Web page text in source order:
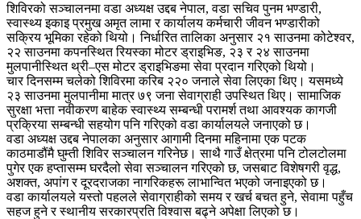
शिविरको सञ्चालनमा वडा अध्यक्ष उद्दब नेपाल, वडा सचिव पुनम भण्डारी,
स्वास्थ्य इकाइ प्रमुख अमृत लामा र कार्यालय कर्मचारी जीवन भण्डारीको
सक्रिय भूमिका रहेको थियो। निर्धारित तालिका अनुसार २१ साउनमा कोटेश्वर,
२२ साउनमा कपनस्थित रियस्का मोटर ड्राइभिङ, २३ र २४ साउनमा
मुलपानीस्थित थ्री–एस मोटर ड्राइभिङमा सेवा प्रदान गरिएको थियो।
चार दिनसम्म चलेको शिविरमा करिब २२० जनाले सेवा लिएका थिए। यसमध्ये
२३ साउनमा मुलपानीमा मात्र ७९ जना सेवाग्राही उपस्थित थिए। सामाजिक
सुरक्षा भत्ता नवीकरण बाहेक स्वास्थ्य सम्बन्धी परामर्श तथा आवश्यक कागजी
प्रक्रिया सम्बन्धी सहयोग पनि गरिएको वडा कार्यालयले जनाएको छ।
वडा अध्यक्ष उद्दब नेपालका अनुसार आगामी दिनमा महिनामा एक पटक
काठमाडौंमै घुम्ती शिविर सञ्चालन गरिनेछ। साथै गाउँ क्षेत्रमा पनि टोलटोलमा
पुगेर एक हप्तासम्म घरदैलो सेवा सञ्चालन गरिएको छ, जसबाट विशेषगरी वृद्ध,
अशक्त, अपांग र दूरदराजका नागरिकहरू लाभान्वित भएको जनाइएको छ।
वडा कार्यालयले यस्तो पहलले सेवाग्राहीको समय र खर्च बचत हुने, सेवामा पहुँच
सहज हुने र स्थानीय सरकारप्रति विश्वास बढ्ने अपेक्षा लिएको छ।